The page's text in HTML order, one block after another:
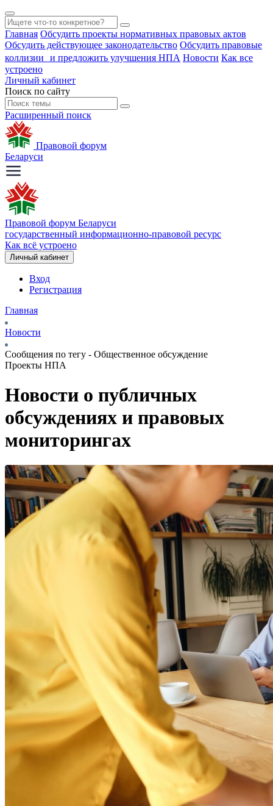
Главная Обсудить проекты нормативных правовых актов
Обсудить действующее законодательство Обсудить правовые
коллизии и предложить улучшения НПА Новости Как все
устроено
Личный кабинет
Поиск по сайту
Расширенный поиск
Правовой форум
Беларуси
Правовой форум Беларуси
государственный информационно-правовой ресурс
Как всё устроено
Личный кабинет
Вход
Регистрация
Главная
Новости
Сообщения по тегу - Общественное обсуждение
Проекты НПА
Новости о публичных
обсуждениях и правовых
мониторингах